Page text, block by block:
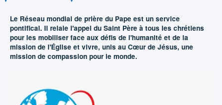
Le Réseau mondial de prière du Pape est un service
pontifical. Il relaie l'appel du Saint Père à tous les chrétiens
pour les mobiliser face aux défis de l'humanité et de la
mission de l'Église et vivre, unis au Cœur de Jésus, une
mission de compassion pour le monde.